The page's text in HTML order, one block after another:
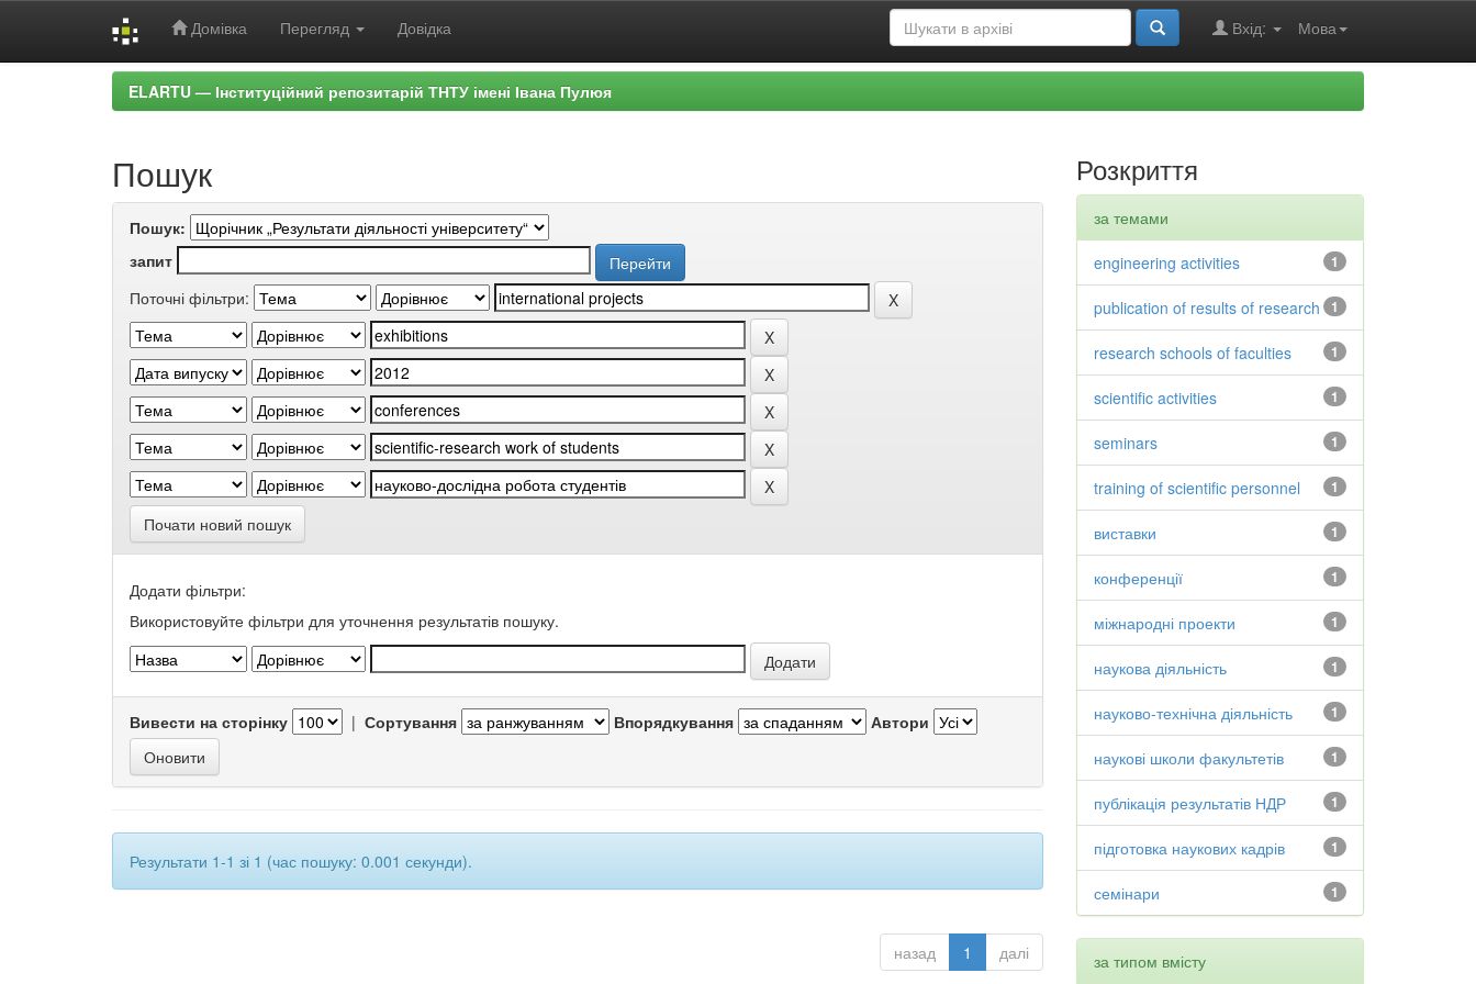
Домівка Перегляд Довідка Мова
Вхід:
ELARTU — Інституційний репозитарій ТНТУ імені Івана Пулюя
Пошук
Пошук:
запит
Поточні фільтри:
Почати новий пошук
Додати фільтри:
Використовуйте фільтри для уточнення результатів пошуку.
Вивести на сторінку | Сортування Впорядкування Автори
Результати 1-1 зі 1 (час пошуку: 0.001 секунди).
назад 1 далі
Розкриття
за темами
1
engineering activities
1
publication of results of research
1
research schools of faculties
1
scientific activities
1
seminars
1
training of scientific personnel
1
виставки
1
конференції
1
міжнародні проекти
1
наукова діяльність
1
науково-технічна діяльність
1
наукові школи факультетів
1
публікація результатів НДР
1
підготовка наукових кадрів
1
семінари
за типом вмісту